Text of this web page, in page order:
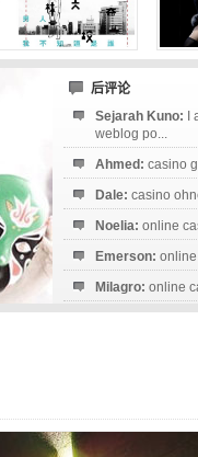
后评论
Sejarah Kuno:
weblog po...
Ahmed: casino
Dale: casino
Noelia: online
Emerson:
Milagro: online